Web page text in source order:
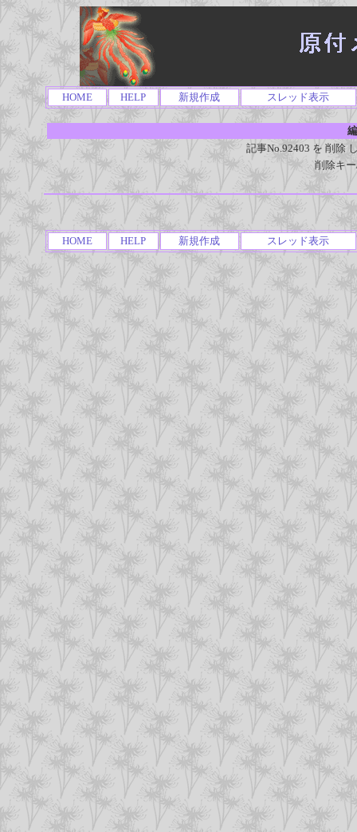
HOME HELP 新規作成 スレッド表示
記事No.92403 を 削除
削除キ
HOME HELP 新規作成 スレッド表示